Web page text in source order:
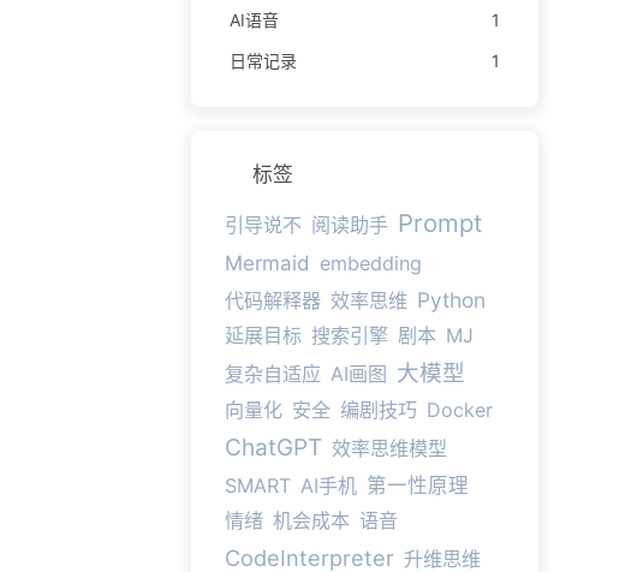
AI语音
1
日常记录
1
标签
引导说不 阅读助手 Prompt
Mermaid embedding
代码解释器 效率思维 Python
延展目标 搜索引擎 剧本 MJ
复杂自适应 AI画图 大模型
向量化 安全 编剧技巧 Docker
ChatGPT 效率思维模型
SMART AI手机 第一性原理
情绪 机会成本 语音
CodeInterpreter 升维思维